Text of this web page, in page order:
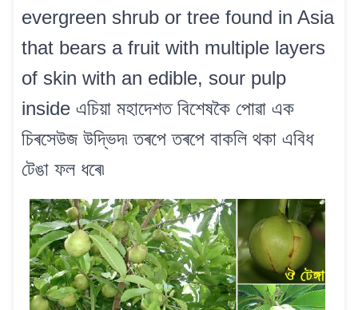
evergreen shrub or tree found in Asia
that bears a fruit with multiple layers
of skin with an edible, sour pulp
inside এচিয়া মহাদেশত বিশেষকৈ পোৱা এক
চিৰসেউজ উদ্ভিদ৷ তৰপে তৰপে বাকলি থকা এবিধ
টেঙা ফল ধৰে৷